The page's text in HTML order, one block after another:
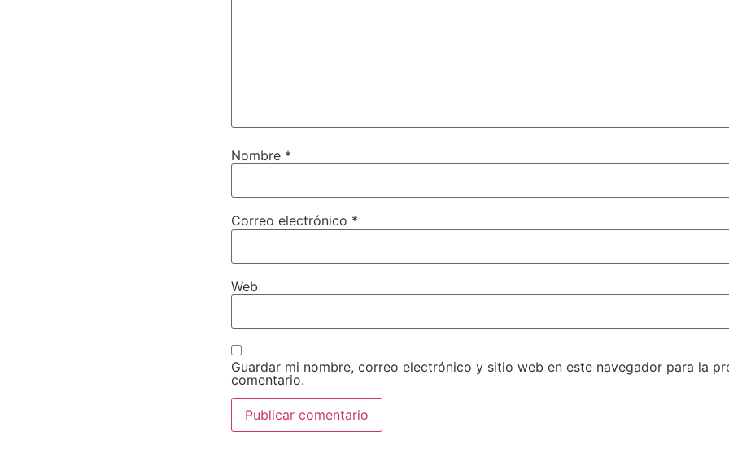
Nombre *
Correo electrónico *
Web
Guardar mi nombre, correo electrónico y sitio web en este navegador para la
comentario.